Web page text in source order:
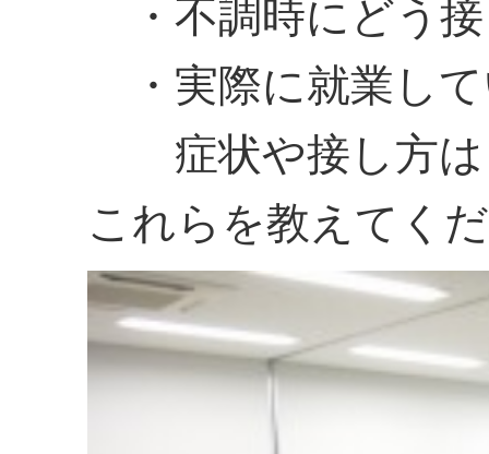
・不調時にどう
・実際に就業し
症状や接し方は
これらを教えてく